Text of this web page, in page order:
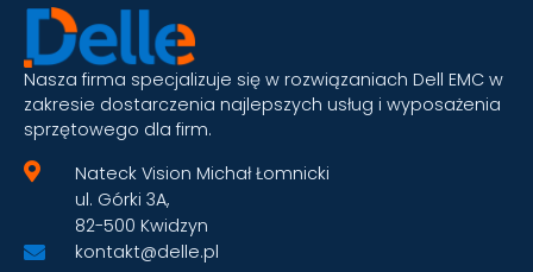
Nasza firma specjalizuje się w rozwiązaniach Dell EMC w
zakresie dostarczenia najlepszych usług i wyposażenia
sprzętowego dla firm.
Nateck Vision Michał Łomnicki
ul. Górki 3A,
82-500 Kwidzyn
kontakt@delle.pl